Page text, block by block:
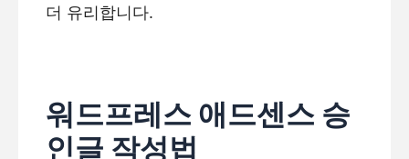
더 유리합니다.
워드프레스 애드센스 승
인글 작성법